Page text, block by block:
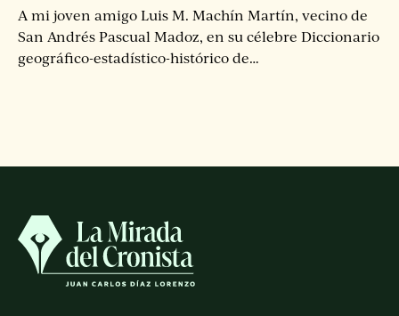
A mi joven amigo Luis M. Machín Martín, vecino de
San Andrés Pascual Madoz, en su célebre Diccionario
geográfico-estadístico-histórico de…